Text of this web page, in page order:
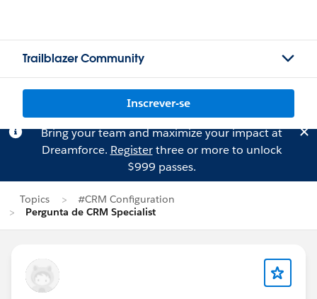
Trailblazer Community
Inscrever-se
Bring your team and maximize your impact at
Dreamforce. Registerthree or more to unlock
$999 passes.
Topics
#CRM Configuration
Pergunta de CRM Specialist